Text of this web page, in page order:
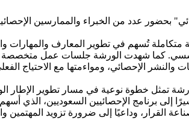
بحضور عدد من الخبراء والممارسين
تُسهم في تطوير المعارف والمهارات
كفاءة الأداء المؤسسي. كما شهدت الورشة جلسات
والنشر الإحصائي، ومواءمتها مع الاحتياج
تمثل خطوة نوعية في مسار تطوير الإطار
إلى برنامج الإحصائيين السعوديين، الذي
القرار، وداعيًا إلى ضرورة تزويد المهتمين